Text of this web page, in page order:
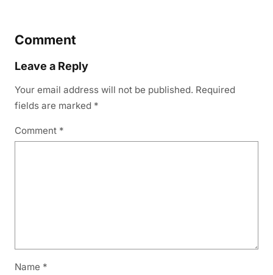
Comment
Leave a Reply
Your email address will not be published. Required
fields are marked *
Comment *
Name *